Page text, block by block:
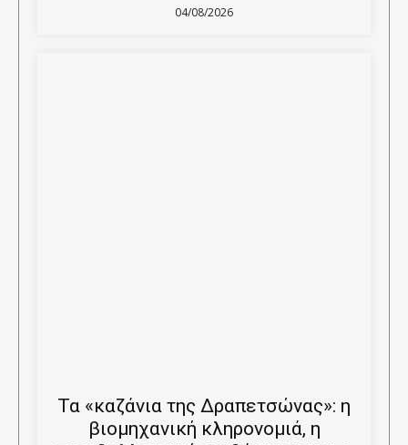
04/08/2026
Τα «καζάνια της Δραπετσώνας»: η
βιομηχανική κληρονομιά, η